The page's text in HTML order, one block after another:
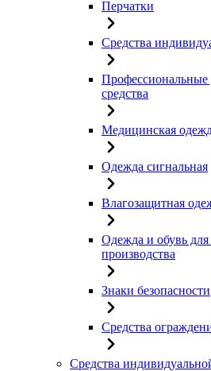
Перчатки
Средства
Профессиональные
средства
Медицинская
Одежда сигнальная
Влагозащитная
Одежда и обувь для
производства
Знаки безопасности
Средства
Средства